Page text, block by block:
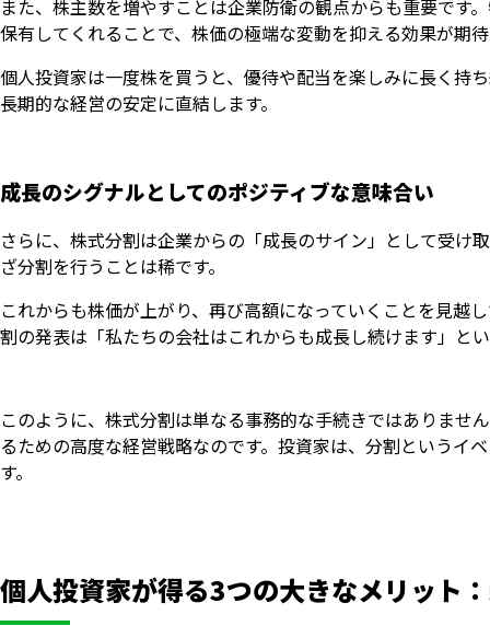
また、株主数を増やすことは企業防衛の観点からも重要です
保有してくれることで、株価の極端な変動を抑える効果が期
個人投資家は一度株を買うと、優待や配当を楽しみに長く持
長期的な経営の安定に直結します。
成長のシグナルとしてのポジティブな意味合い
さらに、株式分割は企業からの「成長のサイン」として受け
ざ分割を行うことは稀です。
これからも株価が上がり、再び高額になっていくことを見越
割の発表は「私たちの会社はこれからも成長し続けます」と
このように、株式分割は単なる事務的な手続きではありませ
るための高度な経営戦略なのです。投資家は、分割というイ
す。
個人投資家が得る3つの大きなメリット